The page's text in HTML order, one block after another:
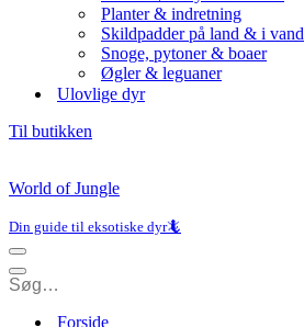
Planter & indretning
Skildpadder på land & i vand
Snoge, pytoner & boaer
Øgler & leguaner
Ulovlige dyr
Til butikken
World of Jungle
Din guide til eksotiske dyr🦎
Navigation
menu
Navigation
menu
Forside